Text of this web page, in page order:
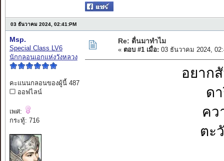
03 ธันวาคม 2024, 02:41:PM
Msp.
Special Class LV6
นักกลอนเอกแห่งวังหลวง
คะแนนกลอนของผู้นี้ 487
ออฟไลน์
เพศ:
กระทู้: 716
Re: ตื่นมาทำไม
« ตอบ #1 เมื่อ: 03 ธันวาคม 2024,
อยาก
ด
คว
ตะ